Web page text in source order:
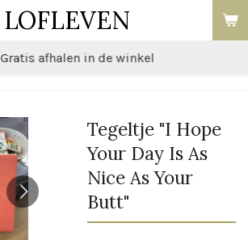
LOFLEVEN
Gratis afhalen in de winkel
Tegeltje "I Hope
Your Day Is As
Nice As Your
Butt"